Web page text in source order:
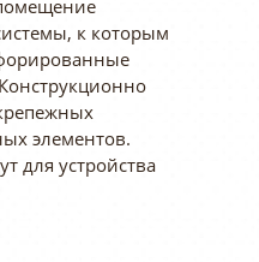
к которым
элементов.
для устройства